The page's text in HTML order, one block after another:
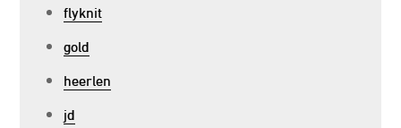
flyknit
gold
heerlen
jd